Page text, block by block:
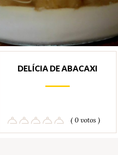
DELÍCIA DE ABACAXI
( 0 votos )